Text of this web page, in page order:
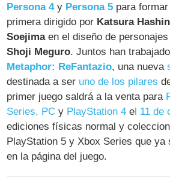
Persona 4y Persona 5 para
primera dirigido por Katsura
Soejimaen el diseño de
Shoji Meguro. Juntos han
Metaphor: ReFantazio, una nueva
destinada a ser uno de los pilares
primer juego saldrá a la venta para
Series, PC y PlayStation 4 el 11 de
ediciones físicas normal y
PlayStation 5 y Xbox Series que ya
en la página del juego.